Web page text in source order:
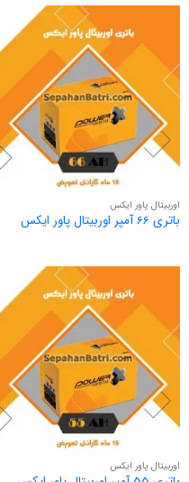
اوربیتال پاور ایکس
باتری 66 آمپر اوربیتال پاور ایکس
اوربیتال پاور ایکس